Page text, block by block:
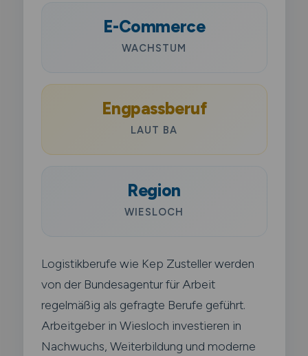
E-Commerce
WACHSTUM
Engpassberuf
LAUT BA
Region
WIESLOCH
Logistikberufe wie Kep Zusteller werden
von der Bundesagentur für Arbeit
regelmäßig als gefragte Berufe geführt.
Arbeitgeber in Wiesloch investieren in
Nachwuchs, Weiterbildung und moderne